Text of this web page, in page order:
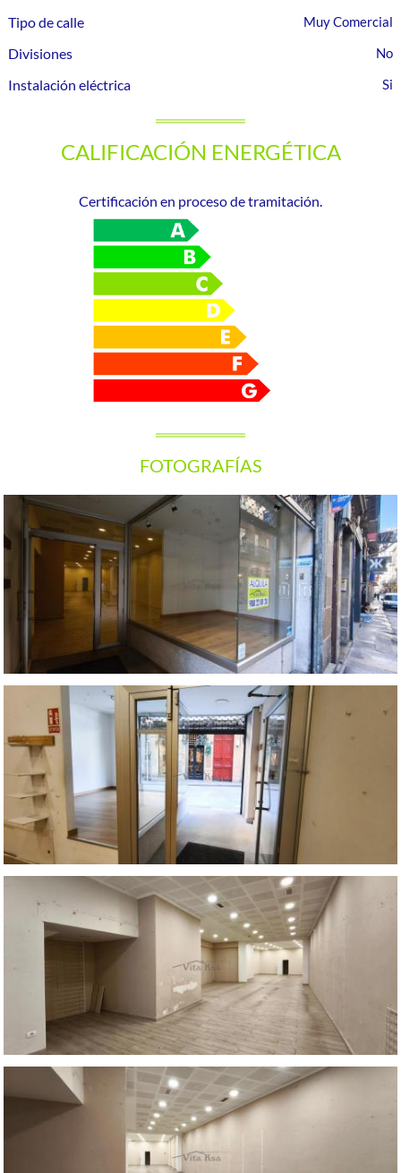
Tipo de calle
Muy Comercial
Divisiones
Instalación eléctrica
CALIFICACIÓN ENERGÉTICA
Certificación en proceso de tramitación.
FOTOGRAFÍAS